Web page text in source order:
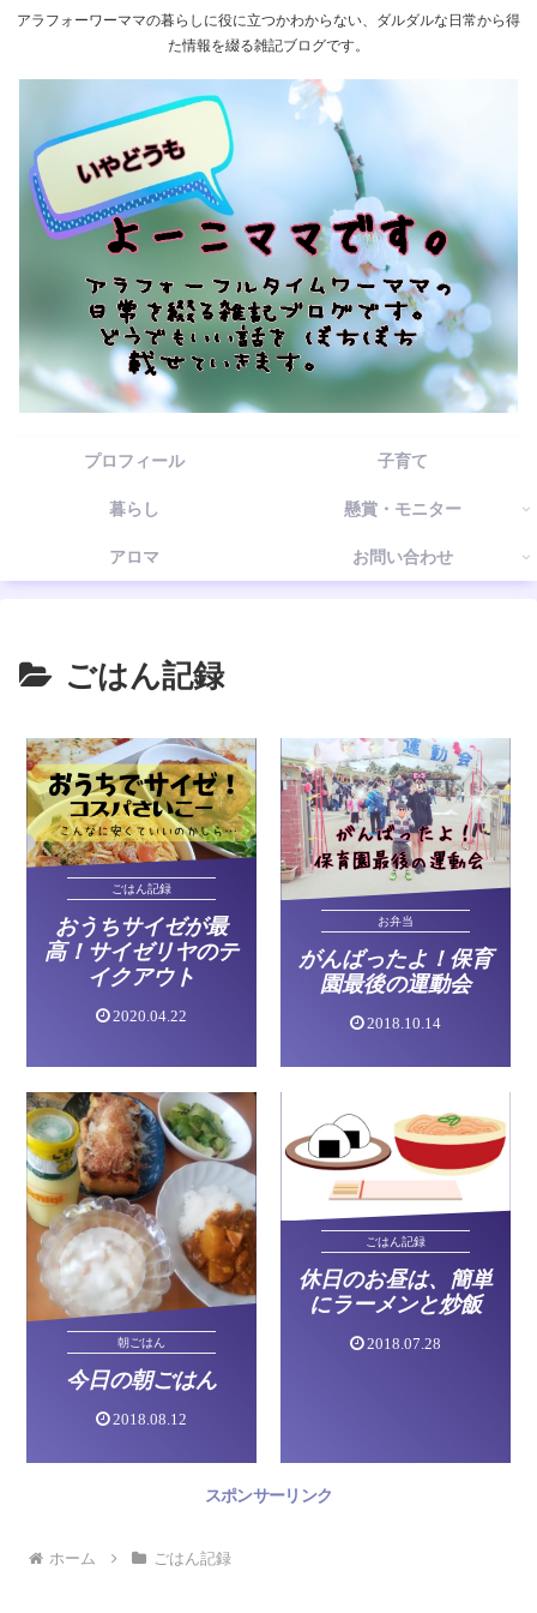
アラフォーワーママの暮らしに役に立つかわからない、ダルダルな日常から得
た情報を綴る雑記ブログです。
プロフィール 子育て
暮らし 懸賞・モニター
アロマ お問い合わせ
ごはん記録
ごはん記録
おうちサイゼが最
高！サイゼリヤのテ
イクアウト
2020.04.22
お弁当
がんばったよ！保育
園最後の運動会
2018.10.14
朝ごはん
今日の朝ごはん
2018.08.12
ごはん記録
休日のお昼は、簡単
にラーメンと炒飯
2018.07.28
スポンサーリンク
ホーム ごはん記録